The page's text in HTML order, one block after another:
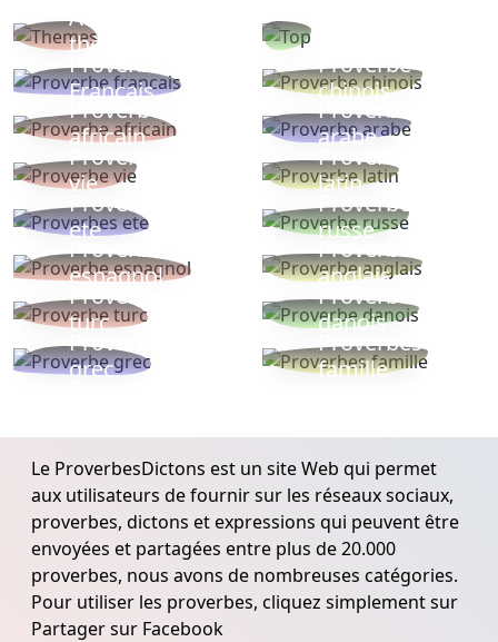
Autres
thèmes
Proverbe
Français
Proverbe
chinois
Proverbe
africain
Proverbe
arabe
Proverbe
vie
Proverbe
latin
Proverbes
ete
Proverbe
russe
Proverbe
espagnol
Proverbe
anglais
Proverbe
turc
Proverbe
danois
Proverbe
grec
Proverbes
famille
Le ProverbesDictons est un site Web qui permet
aux utilisateurs de fournir sur les réseaux sociaux,
proverbes, dictons et expressions qui peuvent être
envoyées et partagées entre plus de 20.000
proverbes, nous avons de nombreuses catégories.
Pour utiliser les proverbes, cliquez simplement sur
Partager sur Facebook